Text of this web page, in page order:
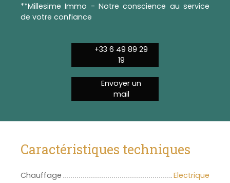
**Millesime Immo - Notre conscience au service
de votre confiance
+33 6 49 89 29
19
Envoyer un
mail
Caractéristiques techniques
Chauffage
Electrique